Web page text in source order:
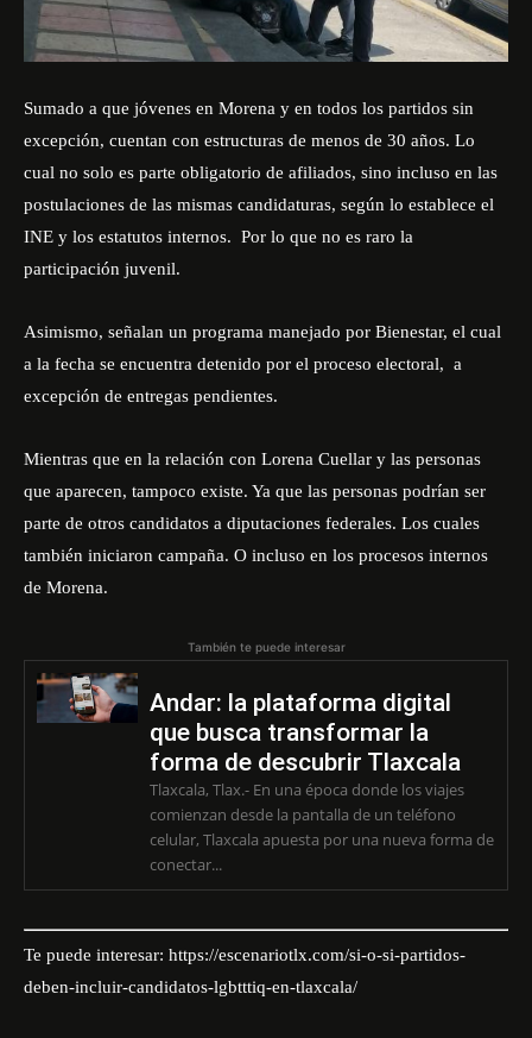
Sumado a que jóvenes en Morena y en todos los partidos sin
excepción, cuentan con estructuras de menos de 30 años. Lo
cual no solo es parte obligatorio de afiliados, sino incluso en las
postulaciones de las mismas candidaturas, según lo establece el
INE y los estatutos internos. Por lo que no es raro la
participación juvenil.
Asimismo, señalan un programa manejado por Bienestar, el cual
a la fecha se encuentra detenido por el proceso electoral, a
excepción de entregas pendientes.
Mientras que en la relación con Lorena Cuellar y las personas
que aparecen, tampoco existe. Ya que las personas podrían ser
parte de otros candidatos a diputaciones federales. Los cuales
también iniciaron campaña. O incluso en los procesos internos
de Morena.
También te puede interesar
Andar: la plataforma digital
que busca transformar la
forma de descubrir Tlaxcala
Tlaxcala, Tlax.- En una época donde los viajes
comienzan desde la pantalla de un teléfono
celular, Tlaxcala apuesta por una nueva forma de
conectar...
Te puede interesar: https://escenariotlx.com/si-o-si-partidos-
deben-incluir-candidatos-lgbtttiq-en-tlaxcala/